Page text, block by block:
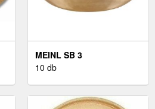
MEINL SB 3
10 db